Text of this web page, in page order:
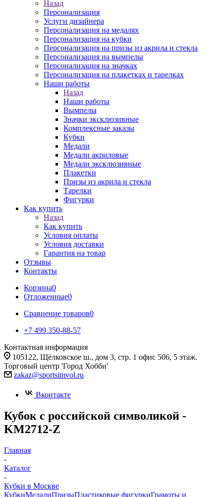
Назад
Персонализация
Услуги дизайнера
Персонализация на медалях
Персонализация на кубки
Персонализация на призы из акрила и стекла
Персонализация на вымпелы
Персонализация на значках
Персонализация на плакетках и тарелках
Наши работы
Назад
Наши работы
Вымпелы
Значки эксклюзивные
Комплексные заказы
Кубки
Медали
Медали акриловые
Медали эксклюзивные
Плакетки
Призы из акрила и стекла
Тарелки
Фигурки
Как купить
Назад
Как купить
Условия оплаты
Условия доставки
Гарантия на товар
Отзывы
Контакты
Корзина0
Отложенные0
Сравнение товаров0
+7 499 350-88-57
Контактная информация
105122, Щёлковское ш., дом 3, стр. 1 офис 506, 5 этаж.
Торговый центр 'Город Хобби'
zakaz@sportsimvol.ru
Вконтакте
Кубок с российской символикой -
KM2712-Z
Главная
-
Каталог
-
Кубки в Москве
КубкиМедалиПризыПластиковые фигуркиГрамоты и